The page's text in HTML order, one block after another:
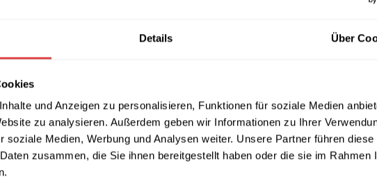
Details Über
und Anzeigen zu personalisieren, Funktionen für soziale Medien
zu analysieren. Außerdem geben wir Informationen zu Ihrer
soziale Medien, Werbung und Analysen weiter. Unsere Partner führen diese
zusammen, die Sie ihnen bereitgestellt haben oder die sie im Rahmen
Professionalität. Sie ist die ideale Wahl für festliche Gala-Abende, exklusive
eine souveräne und edle Optik im Vordergrund steht. Die schwarze
perfekt mit kontrastreichen Dekorationen oder edlen Metallic-Akzenten
Stuhlhussen
Polyester und Elastan
exzellente Stoffqualität mit einem Flächengewicht von190g/qm. Dieser
extreme Langlebigkeit im gewerblichen Einsatz. Durch den hochwertigen
sich die Stuhlhusse Schwarz
absolut faltenfrei an die Form Ihrer Stühle an.
den Stoff effektiv vor mechanischer Abnutzung an den Stuhlbeinen